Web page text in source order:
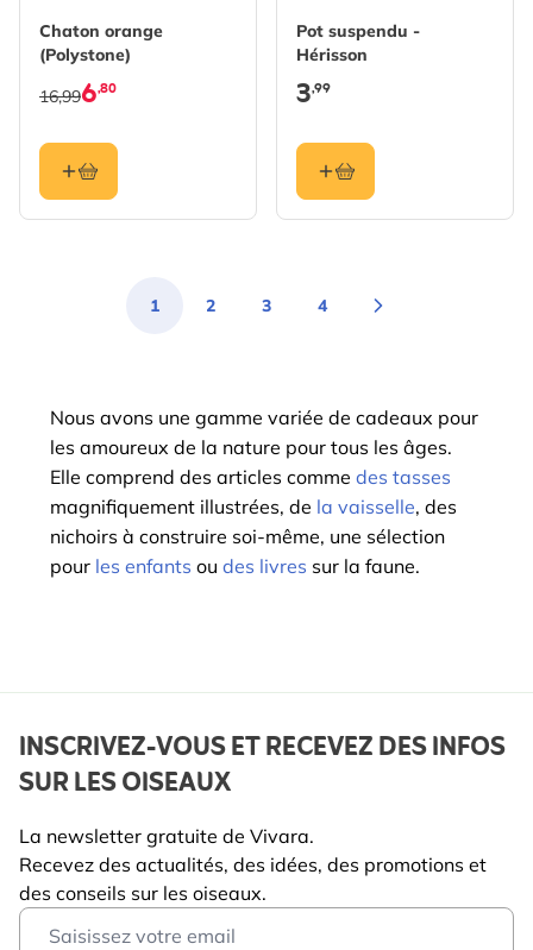
Chaton orange
(Polystone)
6,80
16,99
Pot suspendu -
Hérisson
3,99
You're currently reading page
1 Page
2 Page
3 Page
4
Nous avons une gamme variée de cadeaux pour
les amoureux de la nature pour tous les âges.
Elle comprend des articles comme des tasses
magnifiquement illustrées, de la vaisselle, des
nichoirs à construire soi-même, une sélection
pour les enfants ou des livres sur la faune.
INSCRIVEZ-VOUS ET RECEVEZ DES INFOS
SUR LES OISEAUX
La newsletter gratuite de Vivara.
Recevez des actualités, des idées, des promotions et
des conseils sur les oiseaux.
Email Address